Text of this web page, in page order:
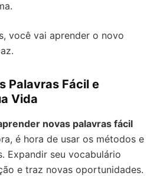
você vai aprender o novo
Palavras Fácil e
Vida
novas palavras fácil
é hora de usar os métodos e
Expandir seu vocabulário
e traz novas oportunidades.